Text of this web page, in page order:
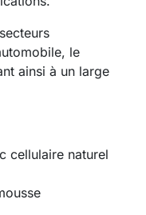
le
ainsi à un large
cellulaire naturel